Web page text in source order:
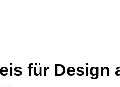
für Design